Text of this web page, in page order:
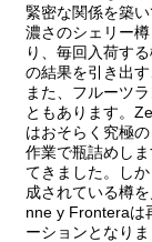
緊密な関係を築
濃さのシェリー
り、毎回入荷す
の結果を引き出す
また、フルーツ
ともあります。
はおそらく究極
作業で瓶詰めし
てきました。し
成されている樽
nne y Fronteraは
ーションとなりま